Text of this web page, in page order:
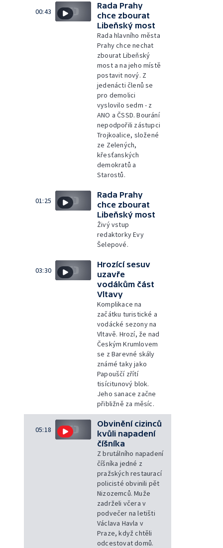
00:43
Rada Prahy
chce zbourat
Libeňský most
Rada hlavního města
Prahy chce nechat
zbourat Libeňský
most a na jeho místě
postavit nový. Z
jedenácti členů se
pro demolici
vyslovilo sedm - z
ANO a ČSSD. Bourání
nepodpořili zástupci
Trojkoalice, složené
ze Zelených,
křesťanských
demokratů a
Starostů.
01:25
Rada Prahy
chce zbourat
Libeňský most
Živý vstup
redaktorky Evy
Šelepové.
03:30
Hrozící sesuv
uzavře
vodákům část
Vltavy
Komplikace na
začátku turistické a
vodácké sezony na
Vltavě. Hrozí, že nad
Českým Krumlovem
se z Barevné skály
známé taky jako
Papouščí zřítí
tisícitunový blok.
Jeho sanace začne
přibližně za měsíc.
05:18
Obvinění cizinců
kvůli napadení
číšníka
Z brutálního napadení
číšníka jedné z
pražských restaurací
policisté obvinili pět
Nizozemců. Muže
zadrželi včera v
podvečer na letišti
Václava Havla v
Praze, když chtěli
odcestovat domů.